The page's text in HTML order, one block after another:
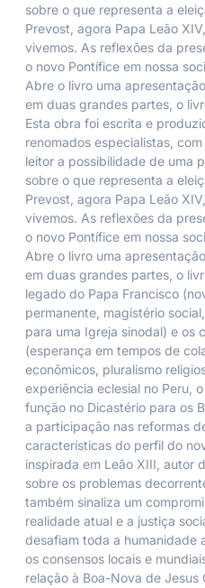
sobre o que representa a
Prevost, agora Papa Leão
vivemos. As reflexões da
o novo Pontífice em nossa
Abre o livro uma
em duas grandes partes, o
Esta obra foi escrita e
renomados especialistas,
leitor a possibilidade de uma
sobre o que representa a
Prevost, agora Papa Leão
vivemos. As reflexões da
o novo Pontífice em nossa
Abre o livro uma
em duas grandes partes, o
legado do Papa Francisco
permanente, magistério
para uma Igreja sinodal) e os
(esperança em tempos de
econômicos, pluralismo
experiência eclesial no Peru,
função no Dicastério para os
a participação nas reformas
características do perfil do
inspirada em Leão XIII, autor
sobre os problemas
também sinaliza um
realidade atual e a justiça
desafiam toda a humanidade
os consensos locais e
relação à Boa-Nova de Jesus